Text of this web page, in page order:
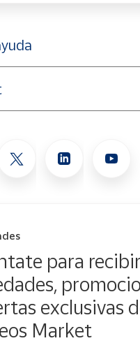
para recibir
exclusivas
Market